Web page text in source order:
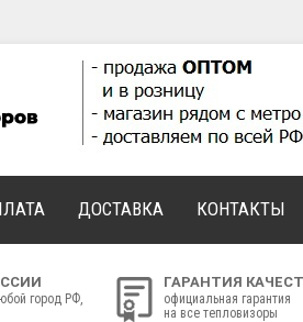
ДОСТАВКА КОНТАКТЫ
город РФ,
ГАРАНТИЯ
официальная гарантия
на все тепловизоры